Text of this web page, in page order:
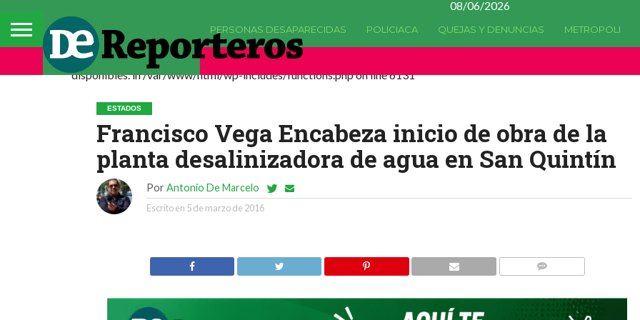
08/06/2026
PERSONAS DESAPARECIDAS POLICIACA QUEJAS Y DENUNCIAS METROPOLI
Deprecated: La función comments_popup_script ha quedado
disponibles. in /var/www/html/wp-includes/functions.php on line 6131
ESTADOS
Francisco Vega Encabeza inicio de obra de la
planta desalinizadora de agua en San Quintín
Por Antonio De Marcelo
Escrito en 5 de marzo de 2016